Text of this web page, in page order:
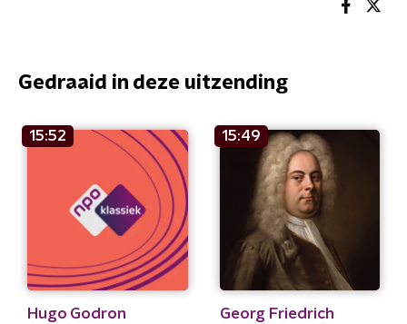
Gedraaid in deze uitzending
15:52
Hugo Godron
15:49
Georg Friedrich